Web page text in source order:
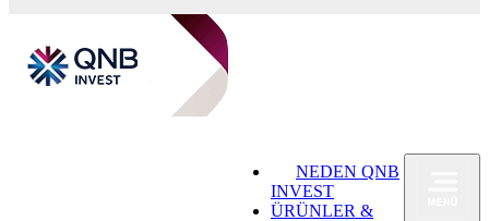
NEDEN QNB
INVEST
ÜRÜNLER &